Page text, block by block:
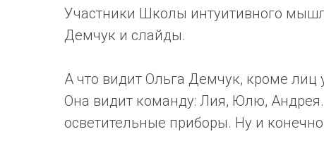
Участники Школы интуитивного
Демчук и слайды.
А что видит Ольга Демчук, кроме лиц
Она видит команду: Лия, Юлю,
осветительные приборы. Ну и